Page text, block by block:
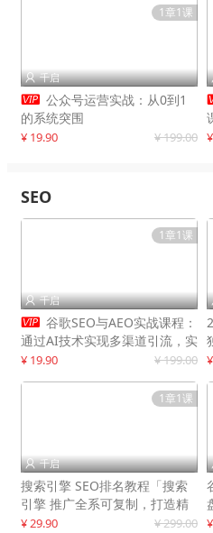
1章1课
 千启
 公众号运营实战：从0到1
的系统突围
¥ 19.90 ¥ 199.00
SEO
1章1课
 千启
 谷歌SEO与AEO实战课程：
通过AI技术实现多渠道引流，实
现网站流量增长300%
¥ 19.90 ¥ 199.00
1章1课
 千启
搜索引擎 SEO排名教程「搜索
引擎 推广全系可复制，打造精
准被动流量系统
¥ 29.90 ¥ 299.00